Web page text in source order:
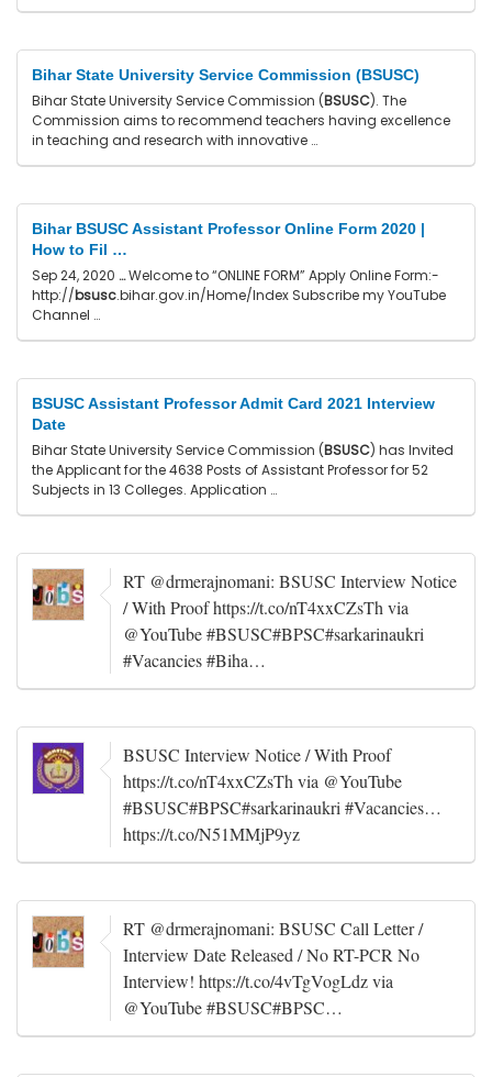
Bihar State University Service Commission (BSUSC)
Bihar State University Service Commission (BSUSC). The
Commission aims to recommend teachers having excellence
in teaching and research with innovative …
Bihar BSUSC Assistant Professor Online Form 2020 |
How to Fil …
Sep 24, 2020 …Welcome to “ONLINE FORM” Apply Online Form:-
http://bsusc.bihar.gov.in/Home/Index Subscribe my YouTube
Channel …
BSUSC Assistant Professor Admit Card 2021 Interview
Date
Bihar State University Service Commission (BSUSC) has Invited
the Applicant for the 4638 Posts of Assistant Professor for 52
Subjects in 13 Colleges. Application …
RT @drmerajnomani: BSUSC Interview Notice
/ With Proof https://t.co/nT4xxCZsTh via
@YouTube #BSUSC#BPSC#sarkarinaukri
#Vacancies #Biha…
BSUSC Interview Notice / With Proof
https://t.co/nT4xxCZsTh via @YouTube
#BSUSC#BPSC#sarkarinaukri #Vacancies…
https://t.co/N51MMjP9yz
RT @drmerajnomani: BSUSC Call Letter /
Interview Date Released / No RT-PCR No
Interview! https://t.co/4vTgVogLdz via
@YouTube #BSUSC#BPSC…